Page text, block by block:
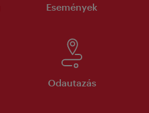
Események
Odautazás